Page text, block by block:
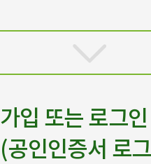
가입 또는 로그인
(공인인증서 로